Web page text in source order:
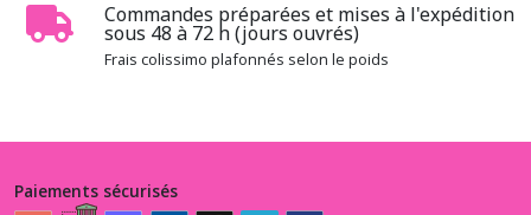
Commandes préparées et mises à l'expédition
sous 48 à 72 h (jours ouvrés)
Frais colissimo plafonnés selon le poids
Paiements sécurisés